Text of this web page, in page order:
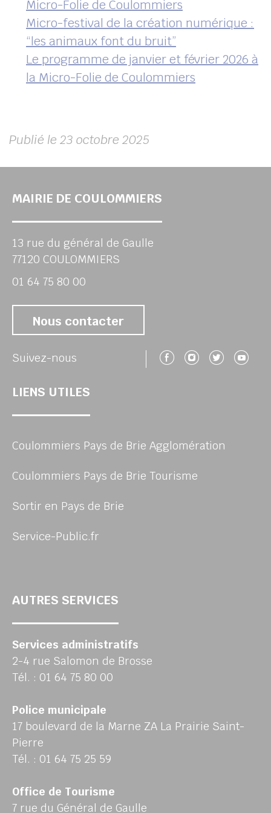
Micro-Folie de Coulommiers
Micro-festival de la création numérique :
“les animaux font du bruit”
Le programme de janvier et février 2026 à
la Micro-Folie de Coulommiers
Publié le 23 octobre 2025
MAIRIE DE COULOMMIERS
13 rue du général de Gaulle
77120 COULOMMIERS
01 64 75 80 00
Nous contacter
Suivez-nous Suivez-nous
Suivez-
LIENS UTILES
Coulommiers Pays de Brie Agglomération
Coulommiers Pays de Brie Tourisme
Sortir en Pays de Brie
Service-Public.fr
AUTRES SERVICES
Services administratifs
2-4 rue Salomon de Brosse
Tél. : 01 64 75 80 00
Police municipale
17 boulevard de la Marne ZA La Prairie Saint-
Pierre
Tél. : 01 64 75 25 59
Office de Tourisme
7 rue du Général de Gaulle